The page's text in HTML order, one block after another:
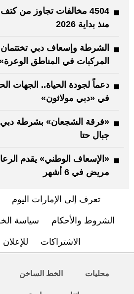
4504 مخالفات تجاوز من
منذ بداية 2026
الشرطة وإسعاف دبي تختتمان
المركبات في المناطق
دعماً لجودة الحياة.. الجهات
في «دبي مولاثون»
«فرقة الشجعان» بشرطة دبي
جبال حتا
مريض في 6 أشهر
تعرف إلى الإمارات اليوم
الشروط والأحكام سياسة
الاشتراكات للإعلان
محليات الخط الساخن